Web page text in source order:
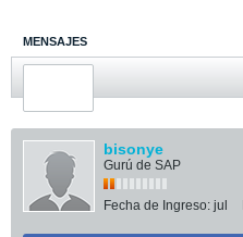
MENSAJES
ÚLTIMA ACTIVIDAD
bisonye
Gurú de SAP
Fecha de Ingreso: jul